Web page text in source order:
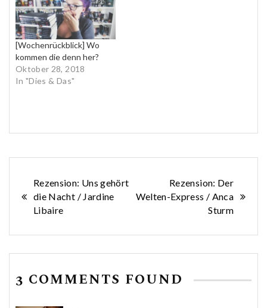
[Wochenrückblick] Wo
kommen die denn her?
Oktober 28, 2018
In "Dies & Das"
Beitragsnavigation
Rezension: Uns gehört
die Nacht / Jardine
Libaire
Rezension: Der
Welten-Express / Anca
Sturm
3 COMMENTS FOUND